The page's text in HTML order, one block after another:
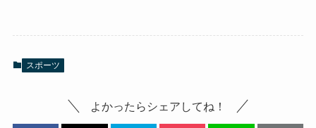
スポーツ
よかったらシェアしてね！